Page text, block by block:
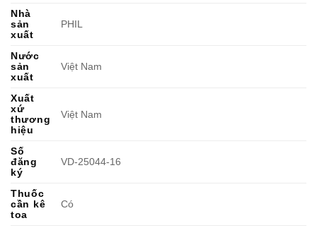
Nhà
sản
xuất
PHIL
Nước
sản
xuất
Việt Nam
Xuất
xứ
thương
hiệu
Việt Nam
Số
đăng
ký
VD-25044-16
Thuốc
cần kê
toa
Có